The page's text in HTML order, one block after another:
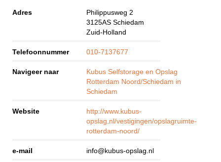
Adres
Philippusweg 2
3125AS Schiedam
Zuid-Holland
Telefoonnummer 010-7137677
Navigeer naar
Kubus Selfstorage en Opslag
Rotterdam Noord/Schiedam in
Schiedam
Website
http://www.kubus-
opslag.nl/vestigingen/opslagruimte-
rotterdam-noord/
e-mail info@kubus-opslag.nl